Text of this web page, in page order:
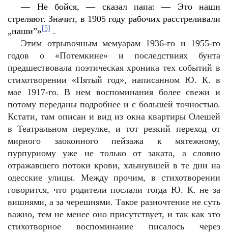
— Не бойся, — сказал папа: — Это наши
стреляют. Значит, в 1905 году рабочих расстреливали
„наши”» [5] .
Этим отрывочным мемуарам 1936-го и 1955-го
годов о «Потемкине» и последствиях бунта
предшествовала поэтическая хроника тех событий в
стихотворении «Пятый год», написанном Ю. К. в
мае 1917-го. В нем воспоминания более свежи и
потому переданы подробнее и с большей точностью.
Кстати, там описан и вид из окна квартиры Олешей
в Театральном переулке, и тот резкий переход от
мирного заоконного пейзажа к мятежному,
пурпурному уже не только от заката, а словно
отражавшего потоки крови, хлынувшей в те дни на
одесские улицы. Между прочим, в стихотворении
говорится, что родители послали тогда Ю. К. не за
вишнями, а за черешнями. Такое разночтение не суть
важно, тем не менее оно присутствует, и так как это
стихотворное воспоминание писалось через